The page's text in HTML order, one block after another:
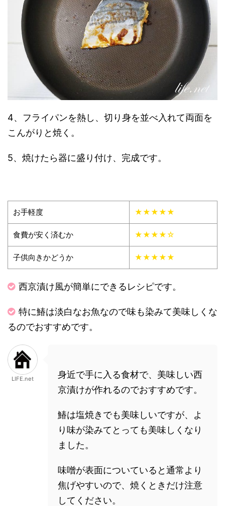
4、フライパンを熱し、切り身を並べ入れて両面を
こんがりと焼く。
5、焼けたら器に盛り付け、完成です。
お手軽度 ★★★★★
食費が安く済むか ★★★★☆
子供向きかどうか ★★★★★
西京漬け風が簡単にできるレシピです。
特に鰆は淡白なお魚なので味も染みて美味しくな
るのでおすすめです。
LIFE.net
身近で手に入る食材で、美味しい西
京漬けが作れるのでおすすめです。
鰆は塩焼きでも美味しいですが、よ
り味が染みてとっても美味しくなり
ました。
味噌が表面についていると通常より
焦げやすいので、焼くときだけ注意
してください。